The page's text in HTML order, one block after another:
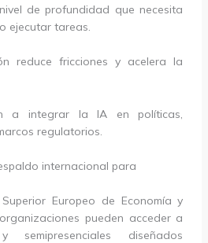
de profundidad que necesita
ejecutar tareas.
reduce fricciones y acelera la
a integrar la IA en políticas,
regulatorios.
internacional para
Europeo de Economía y
pueden acceder a
diseñados